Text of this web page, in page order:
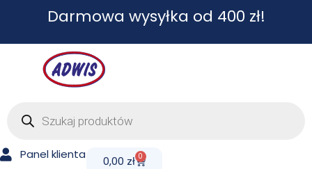
Darmowa wysyłka od 400 zł!
Panel klienta 0,00 zł 0
Cart